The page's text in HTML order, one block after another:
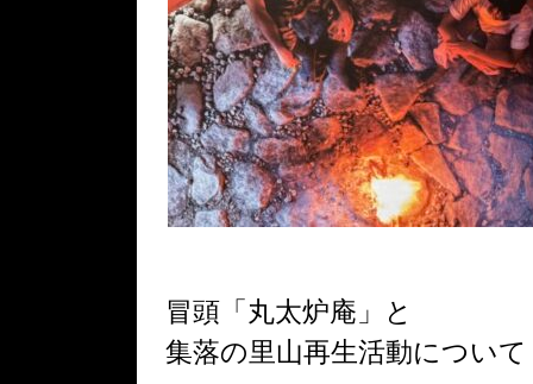
冒頭「丸太炉庵」と
集落の里山再生活動につい